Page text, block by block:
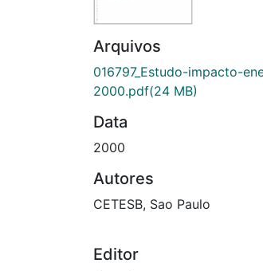
Arquivos
016797_Estudo-impacto-
2000.pdf(24 MB)
Data
2000
Autores
CETESB, Sao Paulo
Editor